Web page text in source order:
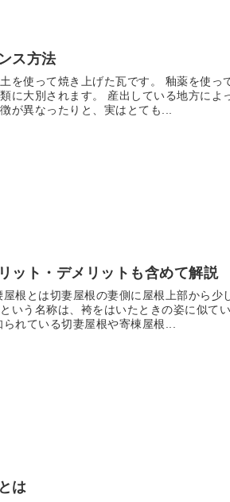
ス方法
を使って焼き上げた瓦です。 釉薬を使っ
に大別されます。 産出している地方によ
が異なったりと、実はとても...
ット・デメリットも含めて解説
根とは切妻屋根の妻側に屋根上部から少
いう名称は、袴をはいたときの姿に似て
れている切妻屋根や寄棟屋根...
は